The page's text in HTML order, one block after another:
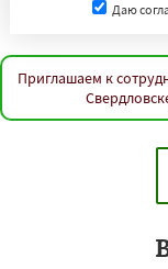
Даю
Приглашаем к